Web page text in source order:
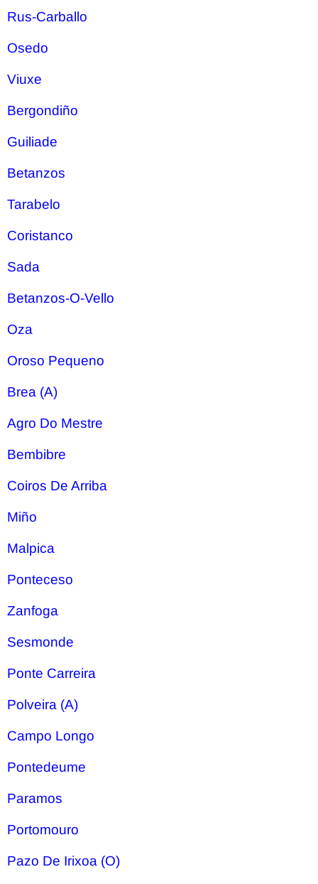
Rus-Carballo
Osedo
Viuxe
Bergondiño
Guiliade
Betanzos
Tarabelo
Coristanco
Sada
Betanzos-O-Vello
Oza
Oroso Pequeno
Brea (A)
Agro Do Mestre
Bembibre
Coiros De Arriba
Miño
Malpica
Ponteceso
Zanfoga
Sesmonde
Ponte Carreira
Polveira (A)
Campo Longo
Pontedeume
Paramos
Portomouro
Pazo De Irixoa (O)